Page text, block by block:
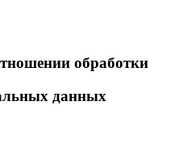
обработки
данных